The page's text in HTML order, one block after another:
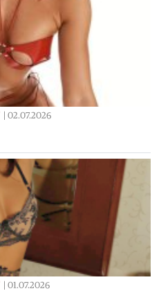
02.07.2026
01.07.2026